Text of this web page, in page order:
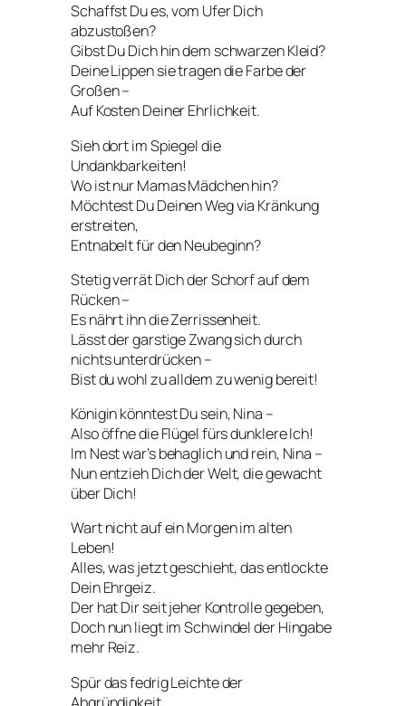
Schaffst Du es, vom Ufer Dich
abzustoßen?
Gibst Du Dich hin dem schwarzen Kleid?
Deine Lippen sie tragen die Farbe der
Großen –
Auf Kosten Deiner Ehrlichkeit.
Sieh dort im Spiegel die
Undankbarkeiten!
Wo ist nur Mamas Mädchen hin?
Möchtest Du Deinen Weg via Kränkung
erstreiten,
Entnabelt für den Neubeginn?
Stetig verrät Dich der Schorf auf dem
Rücken –
Es nährt ihn die Zerrissenheit.
Lässt der garstige Zwang sich durch
nichts unterdrücken –
Bist du wohl zu alldem zu wenig bereit!
Königin könntest Du sein, Nina –
Also öffne die Flügel fürs dunklere Ich!
Im Nest war’s behaglich und rein, Nina –
Nun entzieh Dich der Welt, die gewacht
über Dich!
Wart nicht auf ein Morgen im alten
Leben!
Alles, was jetzt geschieht, das entlockte
Dein Ehrgeiz.
Der hat Dir seit jeher Kontrolle gegeben,
Doch nun liegt im Schwindel der Hingabe
mehr Reiz.
Spür das fedrig Leichte der